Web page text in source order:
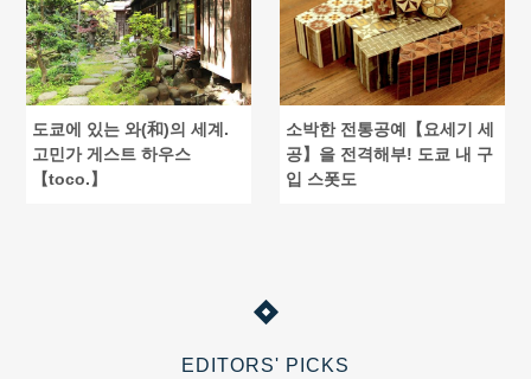
도쿄에 있는 와(和)의 세계.
고민가 게스트 하우스
【toco.】
소박한 전통공예【요세기 세
공】을 전격해부! 도쿄 내 구
입 스폿도
EDITORS' PICKS